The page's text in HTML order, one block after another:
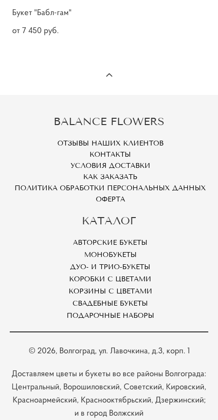
Букет "Бабл-гам"
от 7 450 pуб.
BALANCE FLOWERS
ОТЗЫВЫ НАШИХ КЛИЕНТОВ
КОНТАКТЫ
УСЛОВИЯ ДОСТАВКИ
КАК ЗАКАЗАТЬ
ПОЛИТИКА ОБРАБОТКИ ПЕРСОНАЛЬНЫХ ДАННЫХ
ОФЕРТА
КАТАЛОГ
АВТОРСКИЕ БУКЕТЫ
МОНОБУКЕТЫ
ДУО- И ТРИО-БУКЕТЫ
КОРОБКИ С ЦВЕТАМИ
КОРЗИНЫ С ЦВЕТАМИ
СВАДЕБНЫЕ БУКЕТЫ
ПОДАРОЧНЫЕ НАБОРЫ
© 2026, Волгоград, ул. Лавочкина, д.3, корп. 1
Доставляем цветы и букеты во все районы Волгограда:
Центральный, Ворошиловский, Советский, Кировский,
Красноармейский, Краснооктябрьский, Дзержинский;
и в город Волжский